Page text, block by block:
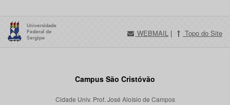
WEBMAIL | Topo do Site
Campus São Cristóvão
Cidade Univ. Prof. José Aloísio de Campos